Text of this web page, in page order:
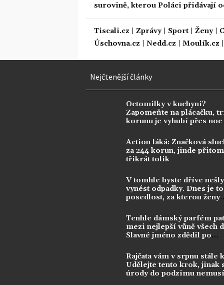
surovině, kterou Poláci přidávají
Tiscali.cz Zprávy| Sport| Ženy|
Úschovna.cz
Nedd.cz Moulík.cz
Nejčtenější články
Octomilky v kuchyni?
Zapomeňte na plácačku,
korunu je vyhubí přes noc
Action láká: Značková
za 244 korun, jinde
třikrát tolik
V tomhle byste dříve
vynést odpadky. Dnes je to
posedlost, za kterou ženy
Tenhle dámský parfém
mezi nejlepší vůně všech
Slavné jméno zdědil po
Rajčata vám v srpnu stále
Udělejte tento krok, jinak
úrody do podzimu